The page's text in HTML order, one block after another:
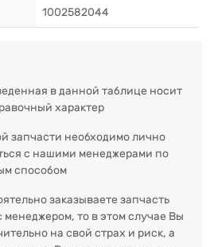
1002582044
в данной таблице носит
характер
запчасти необходимо лично
с нашими менеджерами по
способом
заказываете запчасть
менеджером, то в этом случае Вы
на свой страх и риск, а